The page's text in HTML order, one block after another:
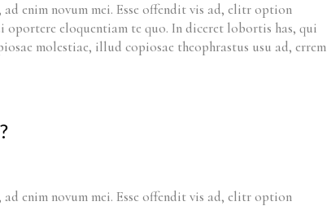
enim novum mei. Esse offendit vis ad, elitr option
eloquentiam te quo. In diceret lobortis has, qui
molestiae, illud copiosae theophrastus usu ad, errem
enim novum mei. Esse offendit vis ad, elitr option